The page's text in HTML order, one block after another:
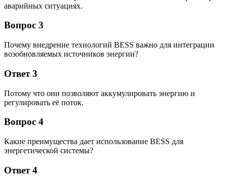
аварийных ситуациях.
Вопрос 3
Почему внедрение технологий BESS важно для интеграции
возобновляемых источников энергии?
Ответ 3
Потому что они позволяют аккумулировать энергию и
регулировать её поток.
Вопрос 4
Какие преимущества дает использование BESS для
энергетической системы?
Ответ 4